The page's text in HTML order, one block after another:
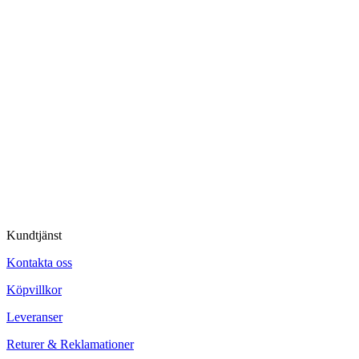
Kundtjänst
Kontakta oss
Köpvillkor
Leveranser
Returer & Reklamationer